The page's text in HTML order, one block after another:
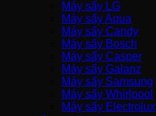
Máy sấy LG
Máy sấy Aqua
Máy sấy Candy
Máy sấy Bosch
Máy sấy Casper
Máy sấy Galanz
Máy sấy Samsung
Máy sấy Whirlpool
Máy sấy Electrolux